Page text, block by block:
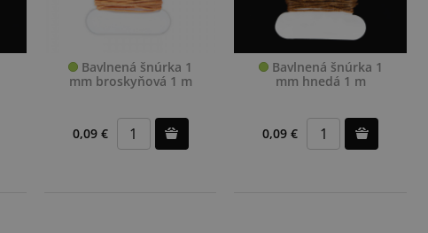
Bavlnená šnúrka 1
mm broskyňová 1 m
0,09 €
Bavlnená šnúrka 1
mm hnedá 1 m
0,09 €